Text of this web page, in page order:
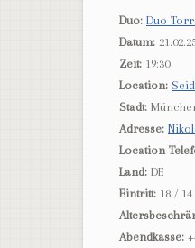
Duo: Duo
Datum:
Zeit: 19:30
Location:
Stadt:
Adresse:
Location
Land: DE
Eintritt: 18 / 14
Abendkasse: